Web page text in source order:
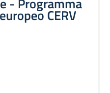
CERV